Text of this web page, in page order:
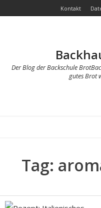
Kontakt
Der Blog der Backschule
gutes Brot
Tag: